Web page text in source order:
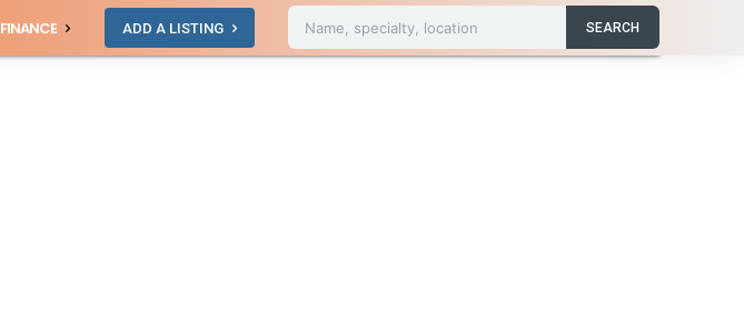
FINANCE ADD A LISTING Name, specialty, location SEARCH